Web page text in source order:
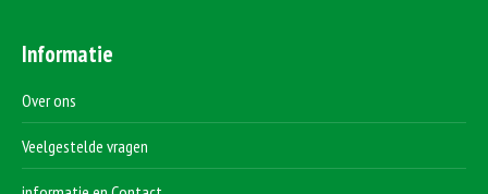
Informatie
Over ons
Veelgestelde vragen